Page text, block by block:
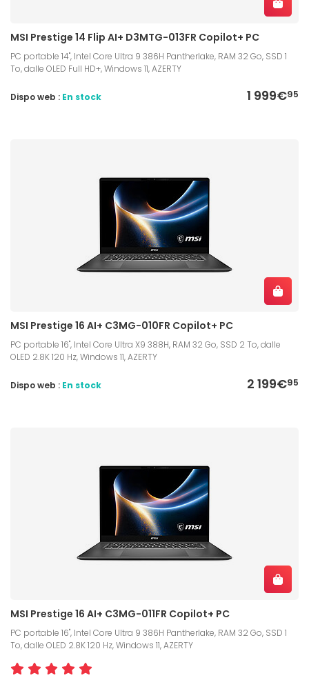
MSI Prestige 14 Flip AI+ D3MTG-013FR Copilot+ PC
PC portable 14", Intel Core Ultra 9 386H Pantherlake, RAM 32 Go, SSD 1
To, dalle OLED Full HD+, Windows 11, AZERTY
1 999€95
Dispo web : En stock
MSI Prestige 16 AI+ C3MG-010FR Copilot+ PC
PC portable 16", Intel Core Ultra X9 388H, RAM 32 Go, SSD 2 To, dalle
OLED 2.8K 120 Hz, Windows 11, AZERTY
2 199€95
Dispo web : En stock
MSI Prestige 16 AI+ C3MG-011FR Copilot+ PC
PC portable 16", Intel Core Ultra 9 386H Pantherlake, RAM 32 Go, SSD 1
To, dalle OLED 2.8K 120 Hz, Windows 11, AZERTY